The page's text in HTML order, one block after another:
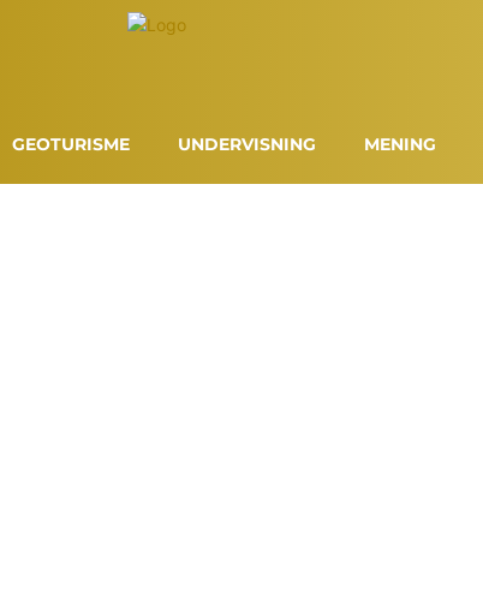
GEOTURISME UNDERVISNING MENING